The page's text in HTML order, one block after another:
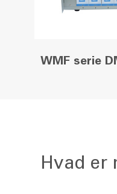
WMF serie
Hvad er